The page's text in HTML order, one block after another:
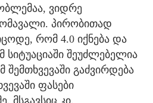
ვიდრე
პირობითად
რომ 4.0 იქნება და
სიტუაციაში შეუძლებელია
შემთხვევაში გაძვირდება
ფასები